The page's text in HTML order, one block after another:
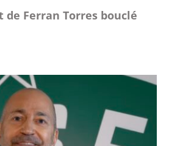
de Ferran Torres bouclé